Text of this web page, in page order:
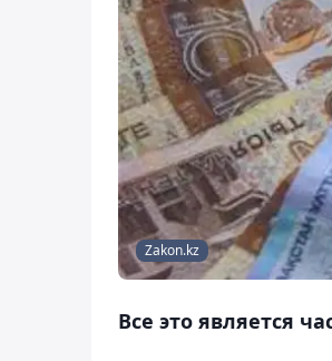
Zakon.kz
Все это является